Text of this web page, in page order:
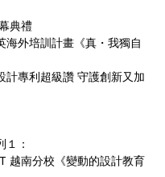
典禮
海外培訓計畫《真・我獨自
計專利超級讚 守護創新又加
：
越南分校《變動的設計教育